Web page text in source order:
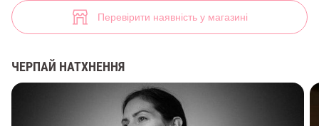
Перевірити наявність у магазині
ЧЕРПАЙ НАТХНЕННЯ
(арт. 40370) ♡ інтернет-магазин Gepur